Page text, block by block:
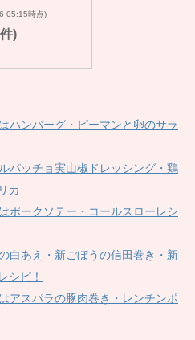
05:15時点)
)
ハンバーグ・ピーマンと卵のサラ
パッチョ実山椒ドレッシング・鶏
カ
ポークソテー・コールスローレシ
白あえ・新ごぼうの信田巻き・新
シピ！
アスパラの豚肉巻き・レンチンポ